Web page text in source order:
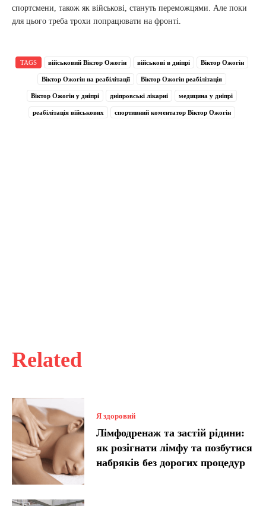
Related
Я здоровий
Лімфодренаж та застій рідини:
як розігнати лімфу та позбутися
набряків без дорогих процедур
спортсмени, також як військові, стануть переможцями. Але поки
для цього треба трохи попрацювати на фронті.
TAGS військовий Віктор Ожогін військові в дніпрі Віктор Ожогін
Віктор Ожогін на реабілітації Віктор Ожогін реабілітація
Віктор Ожогін у дніпрі дніпровські лікарні медицина у дніпрі
реабілітація військових спортивний коментатор Віктор Ожогін